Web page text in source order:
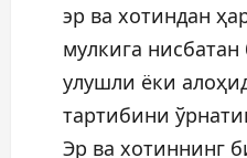
эр ва хотиндан
мулкига нисбатан
улушли ёки
тартибини
Эр ва хотиннинг